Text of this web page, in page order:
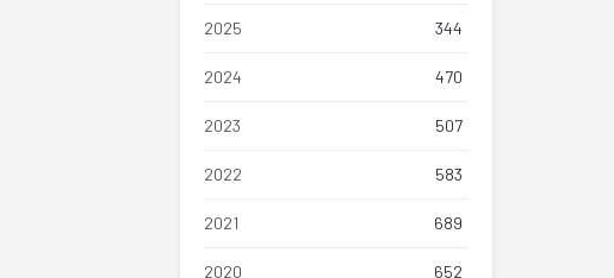
2025 344
2024 470
2023 507
2022 583
2021 689
2020 652